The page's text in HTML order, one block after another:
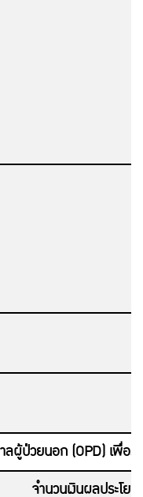
ผู้ป่วยนอก (OPD) เพื่อ
จำนวนเงินผลประโย